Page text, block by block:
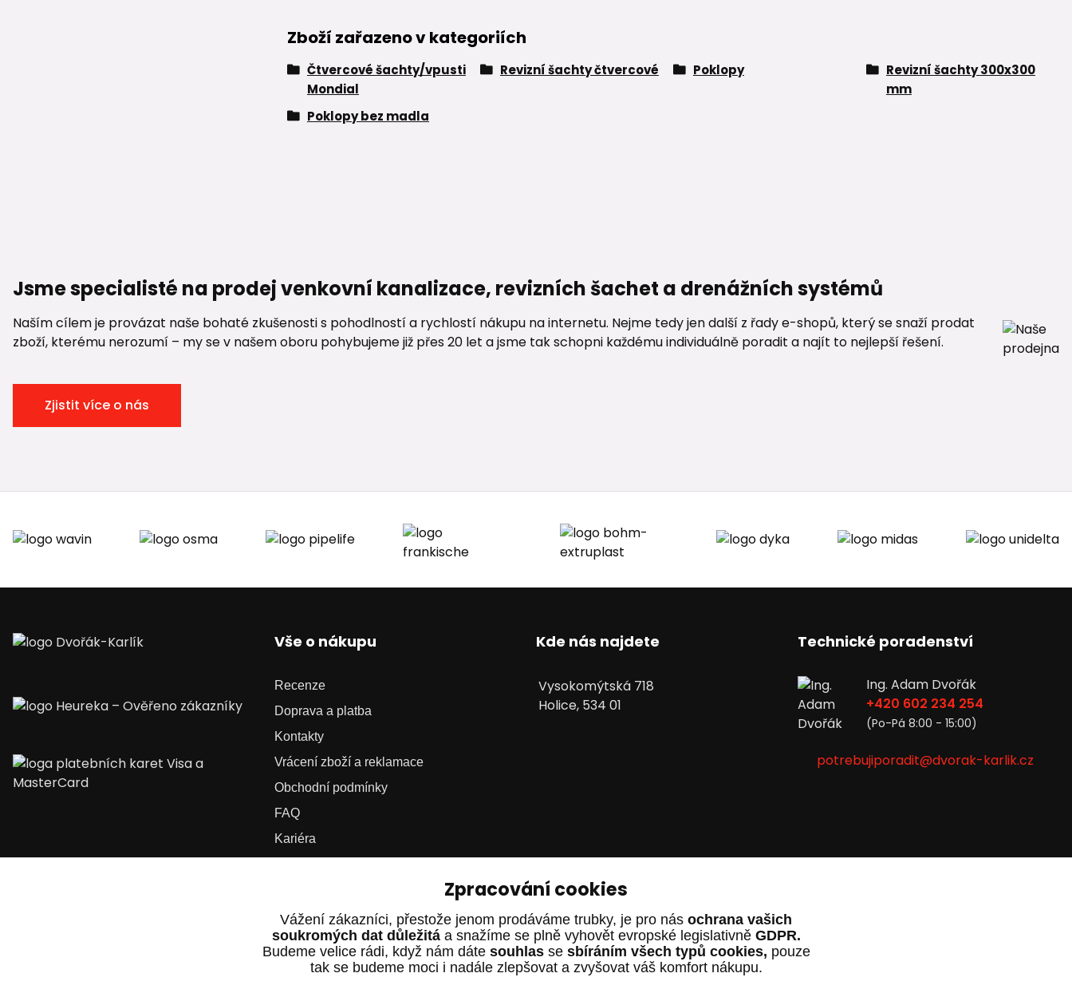
Zboží zařazeno v kategoriích
Čtvercové šachty/vpusti
Mondial
Revizní šachty čtvercové Poklopy
Revizní šachty 300x300
mm
Poklopy bez madla
Jsme specialisté na prodej venkovní kanalizace, revizních šachet a drenážních systémů
Naším cílem je provázat naše bohaté zkušenosti s pohodlností a rychlostí nákupu na internetu. Nejme tedy jen další z řady e-shopů, který se snaží prodat
zboží, kterému nerozumí – my se v našem oboru pohybujeme již přes 20 let a jsme tak schopni každému individuálně poradit a najít to nejlepší řešení.
Zjistit více o nás
Vše o nákupu
Recenze
Doprava a platba
Kontakty
Vrácení zboží a reklamace
Obchodní podmínky
FAQ
Kariéra
Kde nás najdete
Vysokomýtská 718
Holice, 534 01
Technické poradenství
Ing. Adam Dvořák
+420 602 234 254
(Po-Pá 8:00 - 15:00)
potrebujiporadit@dvorak-karlik.cz
Zpracování cookies
Vážení zákazníci, přestože jenom prodáváme trubky, je pro nás ochrana vašich
soukromých dat důležitáa snažíme se plně vyhovět evropské legislativně GDPR.
Budeme velice rádi, když nám dáte souhlasse sbíráním všech typů cookies, pouze
tak se budeme moci i nadále zlepšovat a zvyšovat váš komfort nákupu.